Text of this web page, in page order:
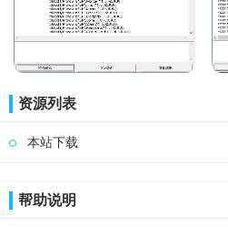
资源列表
本站下载
帮助说明